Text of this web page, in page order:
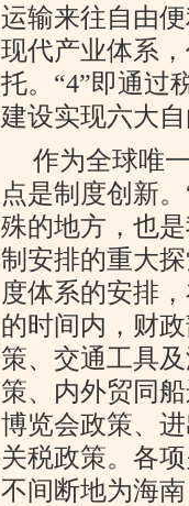
运输来往自由
现代产业体系
托。“4”即通过
建设实现六大
作为全球唯
点是制度创新
殊的地方，也
制安排的重大
度体系的安排
的时间内，财
策、交通工具
策、内外贸同
博览会政策、
关税政策。各
不间断地为海